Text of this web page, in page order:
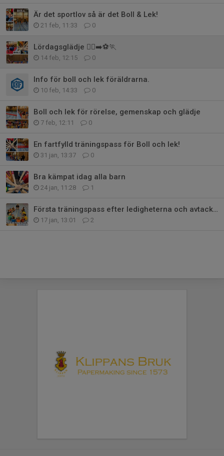
Är det sportlov så är det Boll & Lek!
21 feb, 11:33 0
Lördagsglädje 🏃‍♀️‍➡️⚽️🏃
14 feb, 12:15 0
Info för boll och lek föräldrarna.
10 feb, 14:33 0
Boll och lek för rörelse, gemenskap och glädje
7 feb, 12:11 0
En fartfylld träningspass för Boll och lek!
31 jan, 13:37 0
Bra kämpat idag alla barn
24 jan, 11:28 1
Första träningspass efter ledigheterna och avtackning av Henrik Åkergren
17 jan, 13:01 2